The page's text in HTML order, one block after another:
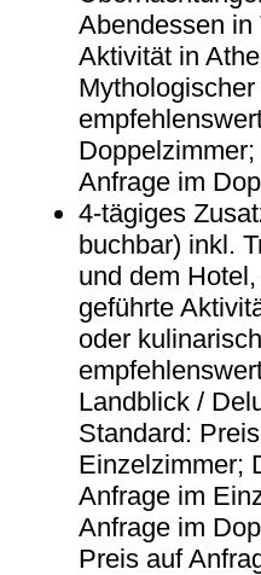
Abendessen in
Aktivität in
Anfrage im
4-tägiges
buchbar) inkl.
und dem
geführte
oder
Landblick /
Standard:
Einzelzimmer;
Anfrage im
Anfrage im
Preis auf